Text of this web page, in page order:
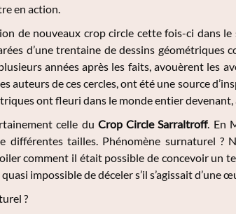
en action.
de nouveaux crop circle cette fois-ci dans
d’une trentaine de dessins
années après les faits, avouèrent les
auteurs de ces cercles, ont été une source
ont fleuri dans le monde entier devenant,
celle du Crop Circle Sarraltroff. En
différentes tailles. Phénomène surnaturel ?
comment il était possible de concevoir un
impossible de déceler s’il s’agissait
?